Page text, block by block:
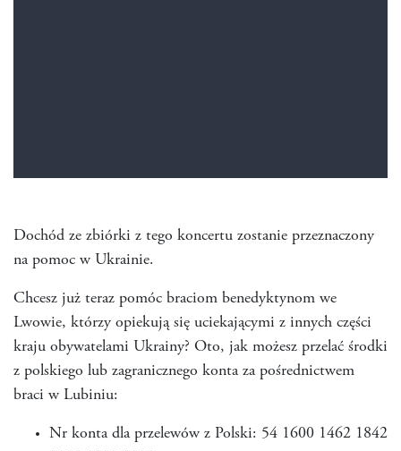
Dochód ze zbiórki z tego koncertu zostanie przeznaczony
na pomoc w Ukrainie.
Chcesz już teraz pomóc braciom benedyktynom we
Lwowie, którzy opiekują się uciekającymi z innych części
kraju obywatelami Ukrainy? Oto, jak możesz przelać środki
z polskiego lub zagranicznego konta za pośrednictwem
braci w Lubiniu:
Nr konta dla przelewów z Polski: 54 1600 1462 1842